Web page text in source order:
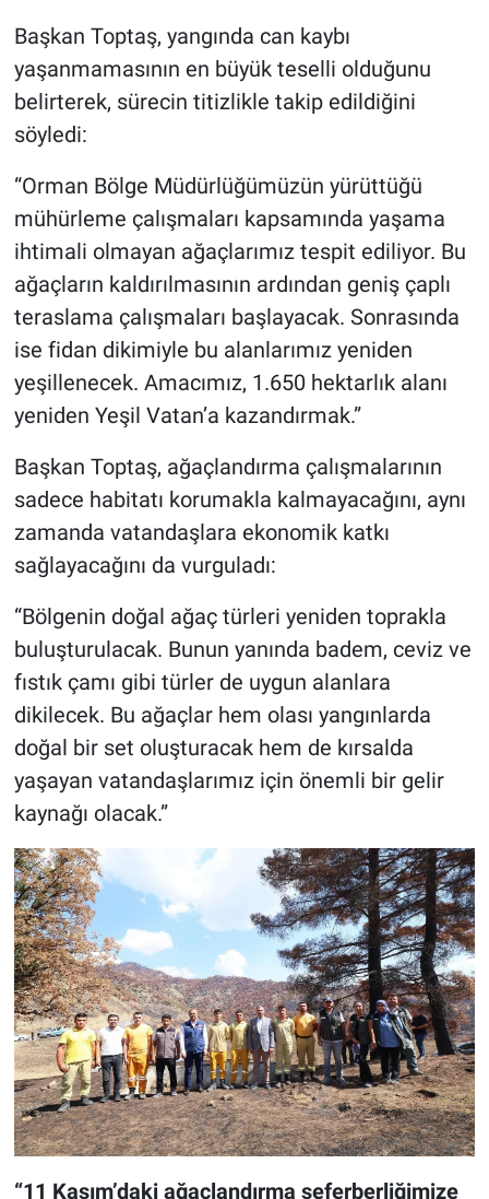
Başkan Toptaş, yangında can kaybı
yaşanmamasının en büyük teselli olduğunu
belirterek, sürecin titizlikle takip edildiğini
söyledi:
“Orman Bölge Müdürlüğümüzün yürüttüğü
mühürleme çalışmaları kapsamında yaşama
ihtimali olmayan ağaçlarımız tespit ediliyor. Bu
ağaçların kaldırılmasının ardından geniş çaplı
teraslama çalışmaları başlayacak. Sonrasında
ise fidan dikimiyle bu alanlarımız yeniden
yeşillenecek. Amacımız, 1.650 hektarlık alanı
yeniden Yeşil Vatan’a kazandırmak.”
Başkan Toptaş, ağaçlandırma çalışmalarının
sadece habitatı korumakla kalmayacağını, aynı
zamanda vatandaşlara ekonomik katkı
sağlayacağını da vurguladı:
“Bölgenin doğal ağaç türleri yeniden toprakla
buluşturulacak. Bunun yanında badem, ceviz ve
fıstık çamı gibi türler de uygun alanlara
dikilecek. Bu ağaçlar hem olası yangınlarda
doğal bir set oluşturacak hem de kırsalda
yaşayan vatandaşlarımız için önemli bir gelir
kaynağı olacak.”
“11 Kasım’daki ağaçlandırma seferberliğimize